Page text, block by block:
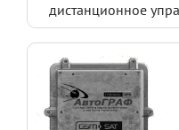
дистанционное